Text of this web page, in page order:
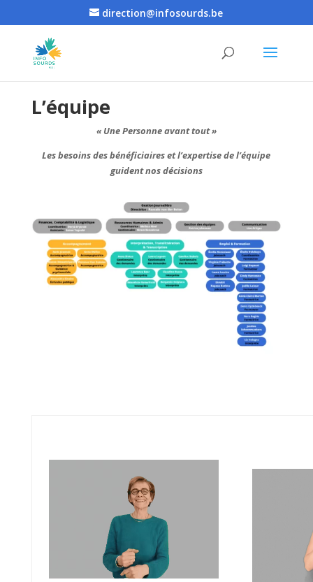
direction@infosourds.be
L’équipe
« Une Personne avant tout »
Les besoins des bénéficiaires et l’expertise de l’équipe
guident nos décisions